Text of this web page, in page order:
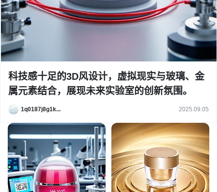
科技感十足的3D风设计，虚拟现实与玻璃、金
属元素结合，展现未来实验室的创新氛围。
1q0187j8g1k... 2025.09.05